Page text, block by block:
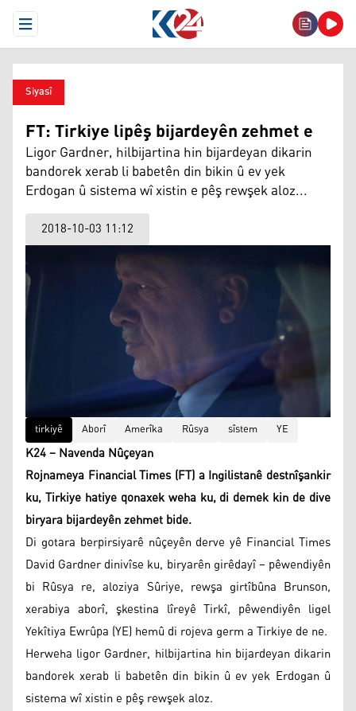
Open Menu
Siyasî
FT: Tirkiye lipêş bijardeyên zehmet e
Ligor Gardner, hilbijartina hin bijardeyan dikarin
bandorek xerab li babetên din bikin û ev yek
Erdogan û sistema wî xistin e pêş rewşek aloz...
2018-10-03 11:12
tirkiyê Aborî Amerîka Rûsya sîstem YE
K24 – Navenda Nûçeyan
Rojnameya Financial Times (FT) a Ingilistanê destnîşankir
ku, Tirkiye hatiye qonaxek weha ku, di demek kin de dive
biryara bijardeyên zehmet bide.
Di gotara berpirsiyarê nûçeyên derve yê Financial Times
David Gardner dinivîse ku, biryarên girêdayî – pêwendiyên
bi Rûsya re, aloziya Sûriye, rewşa girtîbûna Brunson,
xerabiya aborî, şkestina lîreyê Tirkî, pêwendiyên ligel
Yekîtiya Ewrûpa (YE) hemû di rojeva germ a Tirkiye de ne.
Herweha ligor Gardner, hilbijartina hin bijardeyan dikarin
bandorek xerab li babetên din bikin û ev yek Erdogan û
sistema wî xistin e pêş rewşek aloz.